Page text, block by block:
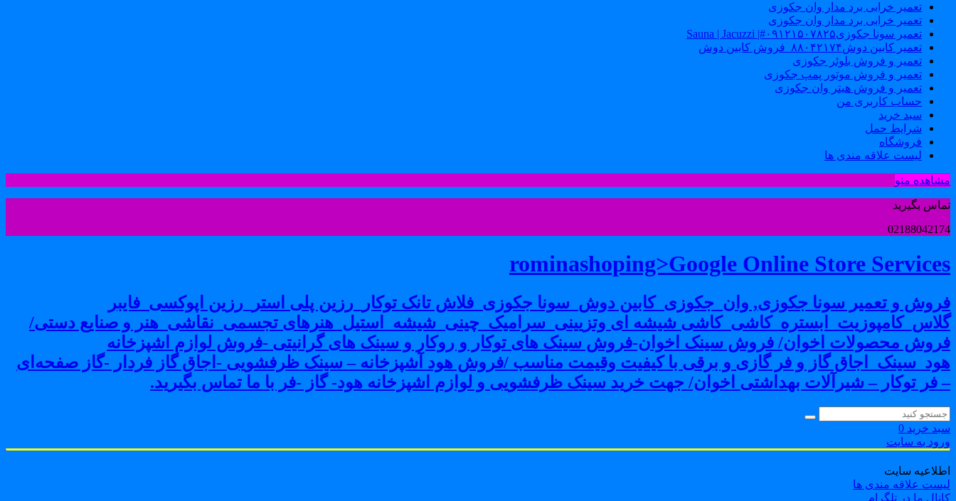
تعمیر خرابی برد مدار وان جکوزی
تعمیر خرابی برد مدار وان جکوزی
تعمیر سونا جکوزی۰۹۱۲۱۵۰۷۸۲۵#| Sauna | Jacuzzi
تعمیر کابین دوش۸۸۰۴۲۱۷۴_فروش کابین دوش
تعمیر و فروش بلوئر جکوزی
تعمیر و فروش موتور پمپ جکوزی
تعمیر و فروش هیتر وان جکوزی
حساب کاربری من
سبد خرید
شرایط حمل
فروشگاه
لیست علاقه مندی ها
مشاهده منو
تماس بگیرید
02188042174
rominashoping>Google Online Store Services
فروش و تعمیر سونا جکوزی, وان_جکوزی_کابین دوش_سونا جکوزی_فلاش تانک توکار_رزین پلی استر_رزین اپوکسی_فایبر
گلاس_کامپوزیت_ابستره_کاشی_کاشی شیشه ای وتزیینی_سرامیک_چینی_شیشه_استیل_هنرهای تجسمی_نقاشی_هنر و صنایع دستی/
فروش محصولات اخوان/ فروش سینک اخوان-فروش سینک های توکار و روکار و سینک های گرانیتی -فروش لوازم اشپزخانه
هود_سینک_اجاق گاز و فر گازی و برقی با کیفیت وقیمت مناسب /فروش هود آشپزخانه – سینک ظرفشویی -اجاق گاز فردار -گاز صفحه‌ای
– فر توکار – شیرآلات بهداشتی اخوان/ جهت خرید سینک ظرفشویی و لوازم اشپزخانه هود- گاز -فر با ما تماس بگیرید.
سبد خرید 0
ورود به سایت
اطلاعیه سایت
لیست علاقه مندی ها
کانال ما در تلگرام